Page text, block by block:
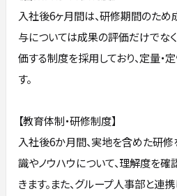
入社後6ヶ月間は、研修期間のため
与については成果の評価だけでな
価する制度を採用しており、定量・
す。
【教育体制・研修制度】
入社後6か月間、実地を含めた研修
識やノウハウについて、理解度を確
きます。また、グループ人事部と連